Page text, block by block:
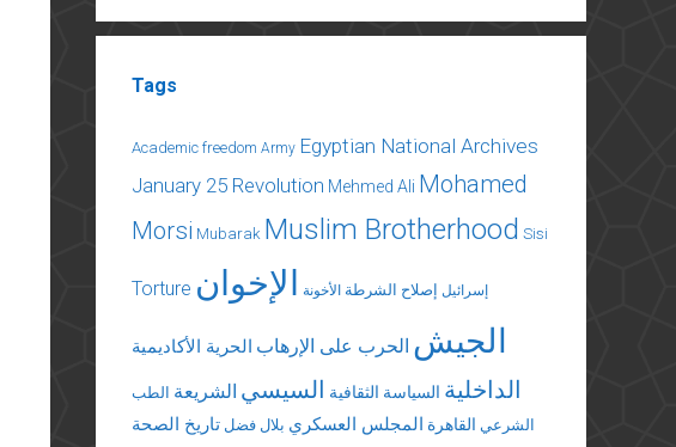
Tags
Academic freedom Army Egyptian National Archives
January 25 Revolution Mehmed Ali Mohamed
Morsi Mubarak Muslim Brotherhood Sisi
Torture إسرائيل إصلاح الشرطة الأخونة الإخوان
الجيش الحرب على الإرهاب الحرية الأكاديمية
الداخلية السياسة الثقافية السيسي الشريعة الطب
الشرعي القاهرة المجلس العسكري بلال فضل تاريخ الصحة